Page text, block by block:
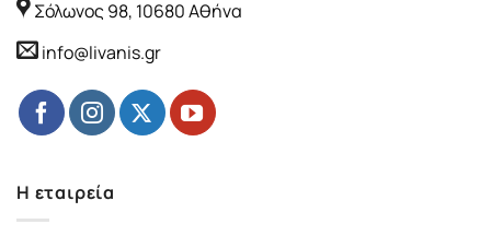
Σόλωνος 98, 10680 Αθήνα
info@livanis.gr
Η εταιρεία